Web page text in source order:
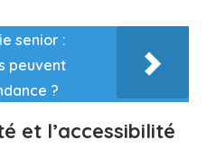
senior :
peuvent
?
et l’accessibilité